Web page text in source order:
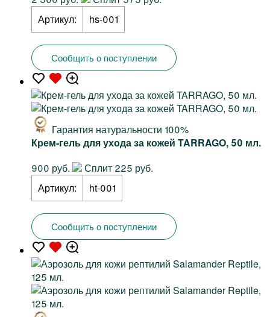
Артикул:
hs-001
Сообщить о поступлении
Гарантия натуральности 100%
Крем-гель для ухода за кожей TARRAGO, 50 мл.
900 руб.
Сплит 225 руб.
Артикул:
ht-001
Сообщить о поступлении